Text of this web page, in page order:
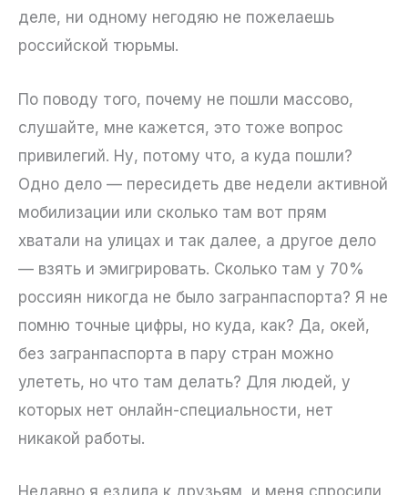
деле, ни одному негодяю не пожелаешь
российской тюрьмы.
По поводу того, почему не пошли массово,
слушайте, мне кажется, это тоже вопрос
привилегий. Ну, потому что, а куда пошли?
Одно дело — пересидеть две недели активной
мобилизации или сколько там вот прям
хватали на улицах и так далее, а другое дело
— взять и эмигрировать. Сколько там у 70%
россиян никогда не было загранпаспорта? Я не
помню точные цифры, но куда, как? Да, окей,
без загранпаспорта в пару стран можно
улететь, но что там делать? Для людей, у
которых нет онлайн-специальности, нет
никакой работы.
Недавно я ездила к друзьям, и меня спросили,